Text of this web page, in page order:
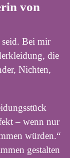
von
Bei mir
die
Nichten,
– wenn nur
würden.“
gestalten